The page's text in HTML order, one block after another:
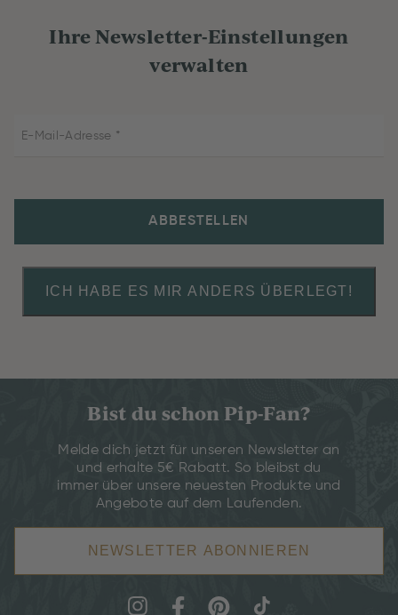
Ihre Newsletter-Einstellungen
verwalten
E-Mail-Adresse
ABBESTELLEN
ICH HABE ES MIR ANDERS ÜBERLEGT!
Bist du schon Pip-Fan?
Melde dich jetzt für unseren Newsletter an
und erhalte 5€ Rabatt. So bleibst du
immer über unsere neuesten Produkte und
Angebote auf dem Laufenden.
NEWSLETTER ABONNIEREN